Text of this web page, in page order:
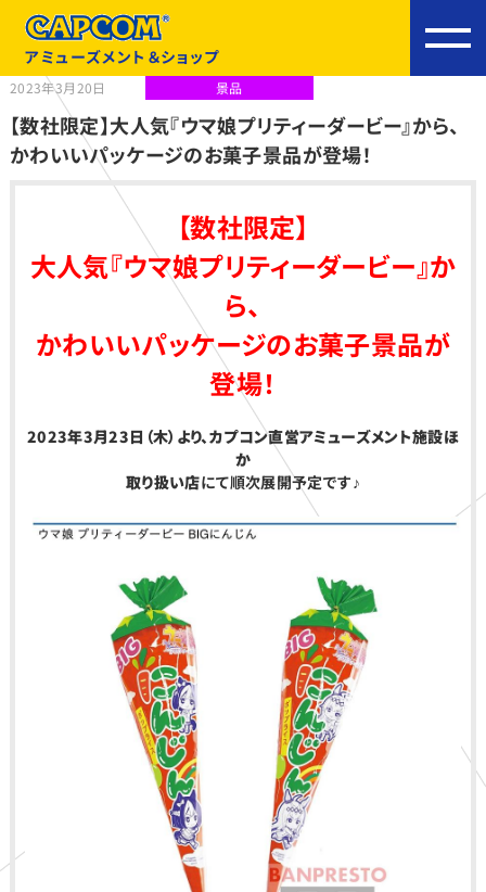
アミューズメント＆ショップ
2023年3月20日 景品
【数社限定】大人気『ウマ娘プリティーダービー』から、
かわいいパッケージのお菓子景品が登場！
【数社限定】
大人気『ウマ娘プリティーダービー』か
ら、
かわいいパッケージのお菓子景品が
登場！
2023年3月23日（木）より、カプコン直営アミューズメント施設ほ
か
取り扱い店にて順次展開予定です♪